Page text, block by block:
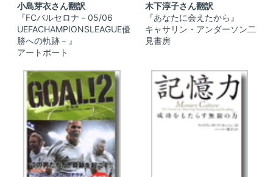
小島芽衣さん翻訳
『FCバルセロナ－05/06
UEFACHAMPIONSLEAGUE優
勝への軌跡－』
アートポート
木下淳子さん翻訳
『あなたに会えたから』
キャサリン・アンダーソン二
見書房